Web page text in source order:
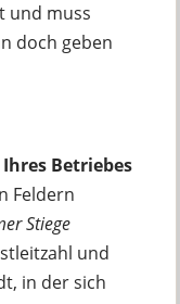
und muss
doch geben
Ihres Betriebes
Feldern
Stiege
und
in der sich